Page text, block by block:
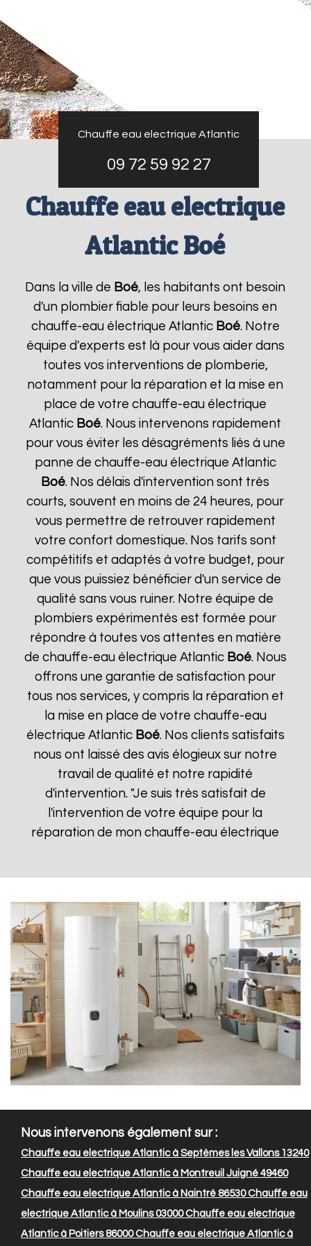
Chauffe eau electrique Atlantic
09 72 59 92 27
Chauffe eau electrique
Atlantic Boé
Dans la ville de Boé, les habitants ont besoin
d'un plombier fiable pour leurs besoins en
chauffe-eau électrique Atlantic Boé. Notre
équipe d'experts est là pour vous aider dans
toutes vos interventions de plomberie,
notamment pour la réparation et la mise en
place de votre chauffe-eau électrique
Atlantic Boé. Nous intervenons rapidement
pour vous éviter les désagréments liés à une
panne de chauffe-eau électrique Atlantic
Boé. Nos délais d'intervention sont très
courts, souvent en moins de 24 heures, pour
vous permettre de retrouver rapidement
votre confort domestique. Nos tarifs sont
compétitifs et adaptés à votre budget, pour
que vous puissiez bénéficier d'un service de
qualité sans vous ruiner. Notre équipe de
plombiers expérimentés est formée pour
répondre à toutes vos attentes en matière
de chauffe-eau électrique Atlantic Boé. Nous
offrons une garantie de satisfaction pour
tous nos services, y compris la réparation et
la mise en place de votre chauffe-eau
électrique Atlantic Boé. Nos clients satisfaits
nous ont laissé des avis élogieux sur notre
travail de qualité et notre rapidité
d'intervention. "Je suis très satisfait de
l'intervention de votre équipe pour la
réparation de mon chauffe-eau électrique
Nous intervenons également sur :
Chauffe eau electrique Atlantic à Septèmes les Vallons 13240
Chauffe eau electrique Atlantic à Montreuil Juigné 49460
Chauffe eau electrique Atlantic à Naintré 86530Chauffe eau
electrique Atlantic à Moulins 03000Chauffe eau electrique
Atlantic à Poitiers 86000Chauffe eau electrique Atlantic à